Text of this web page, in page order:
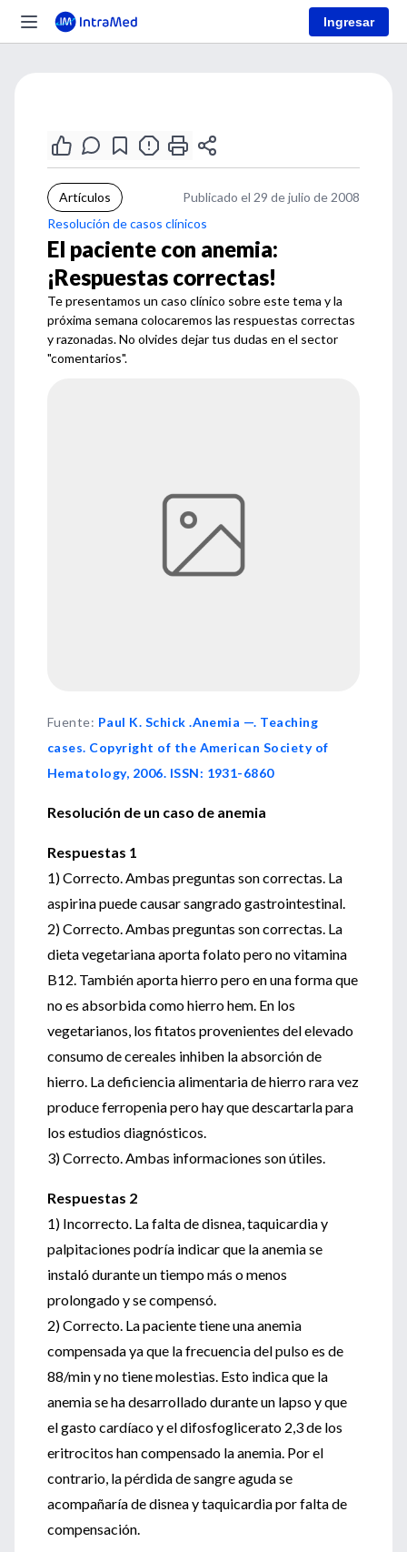
Ingresar
Artículos
Publicado el 29 de julio de 2008
Resolución de casos clínicos
El paciente con anemia:
¡Respuestas correctas!
Te presentamos un caso clínico sobre este tema y la
próxima semana colocaremos las respuestas correctas
y razonadas. No olvides dejar tus dudas en el sector
"comentarios".
Fuente: Paul K. Schick .Anemia —. Teaching
cases. Copyright of the American Society of
Hematology, 2006. ISSN: 1931-6860
Resolución de un caso de anemia
Respuestas 1
1) Correcto. Ambas preguntas son correctas. La
aspirina puede causar sangrado gastrointestinal.
2) Correcto. Ambas preguntas son correctas. La
dieta vegetariana aporta folato pero no vitamina
B12. También aporta hierro pero en una forma que
no es absorbida como hierro hem. En los
vegetarianos, los fitatos provenientes del elevado
consumo de cereales inhiben la absorción de
hierro. La deficiencia alimentaria de hierro rara vez
produce ferropenia pero hay que descartarla para
los estudios diagnósticos.
3) Correcto. Ambas informaciones son útiles.
Respuestas 2
1) Incorrecto. La falta de disnea, taquicardia y
palpitaciones podría indicar que la anemia se
instaló durante un tiempo más o menos
prolongado y se compensó.
2) Correcto. La paciente tiene una anemia
compensada ya que la frecuencia del pulso es de
88/min y no tiene molestias. Esto indica que la
anemia se ha desarrollado durante un lapso y que
el gasto cardíaco y el difosfoglicerato 2,3 de los
eritrocitos han compensado la anemia. Por el
contrario, la pérdida de sangre aguda se
acompañaría de disnea y taquicardia por falta de
compensación.